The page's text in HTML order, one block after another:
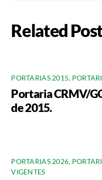
Related
PORTARIAS 2015,
Portaria CRMV/
de 2015.
PORTARIAS 2026,
VIGENTES